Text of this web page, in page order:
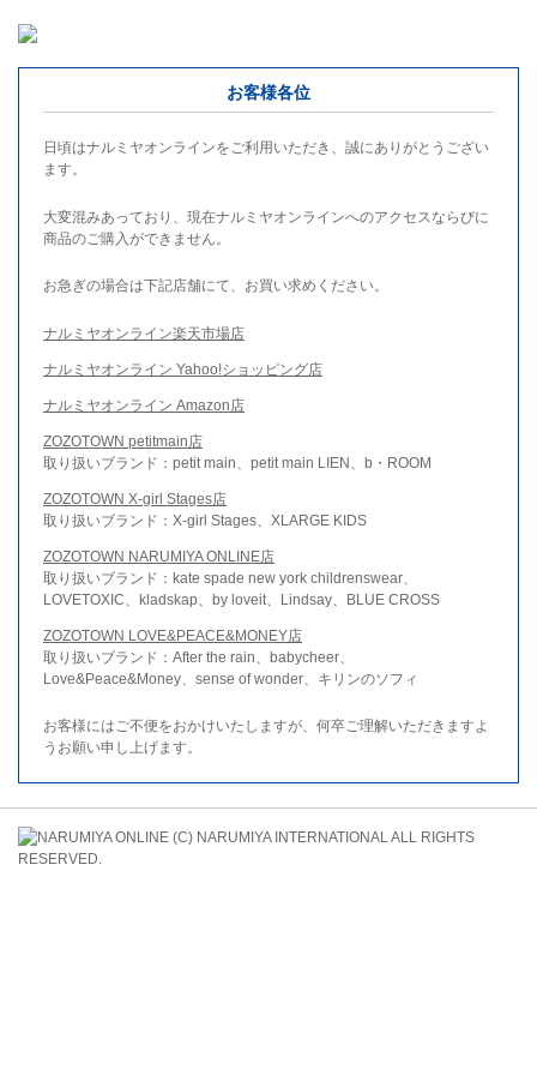
お客様各位
日頃はナルミヤオンラインをご利用いただき、誠にありがとうござい
ます。
大変混みあっており、現在ナルミヤオンラインへのアクセスならびに
商品のご購入ができません。
お急ぎの場合は下記店舗にて、お買い求めください。
ナルミヤオンライン楽天市場店
ナルミヤオンライン Yahoo!ショッピング店
ナルミヤオンライン Amazon店
ZOZOTOWN petitmain店
取り扱いブランド：petit main、petit main LIEN、b・ROOM
ZOZOTOWN X-girl Stages店
取り扱いブランド：X-girl Stages、XLARGE KIDS
ZOZOTOWN NARUMIYA ONLINE店
取り扱いブランド：kate spade new york childrenswear、
LOVETOXIC、kladskap、by loveit、Lindsay、BLUE CROSS
ZOZOTOWN LOVE&PEACE&MONEY店
取り扱いブランド：After the rain、babycheer、
Love&Peace&Money、sense of wonder、キリンのソフィ
お客様にはご不便をおかけいたしますが、何卒ご理解いただきますよ
うお願い申し上げます。